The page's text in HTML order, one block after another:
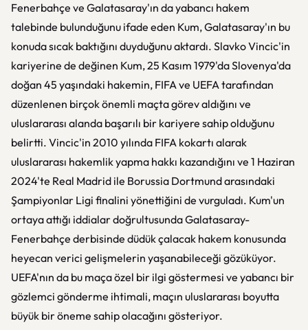
Fenerbahçe ve Galatasaray'ın da yabancı hakem
talebinde bulunduğunu ifade eden Kum, Galatasaray'ın bu
konuda sıcak baktığını duyduğunu aktardı. Slavko Vincic'in
kariyerine de değinen Kum, 25 Kasım 1979'da Slovenya'da
doğan 45 yaşındaki hakemin, FIFA ve UEFA tarafından
düzenlenen birçok önemli maçta görev aldığını ve
uluslararası alanda başarılı bir kariyere sahip olduğunu
belirtti. Vincic'in 2010 yılında FIFA kokartı alarak
uluslararası hakemlik yapma hakkı kazandığını ve 1 Haziran
2024'te Real Madrid ile Borussia Dortmund arasındaki
Şampiyonlar Ligi finalini yönettiğini de vurguladı. Kum'un
ortaya attığı iddialar doğrultusunda Galatasaray-
Fenerbahçe derbisinde düdük çalacak hakem konusunda
heyecan verici gelişmelerin yaşanabileceği gözüküyor.
UEFA'nın da bu maça özel bir ilgi göstermesi ve yabancı bir
gözlemci gönderme ihtimali, maçın uluslararası boyutta
büyük bir öneme sahip olacağını gösteriyor.